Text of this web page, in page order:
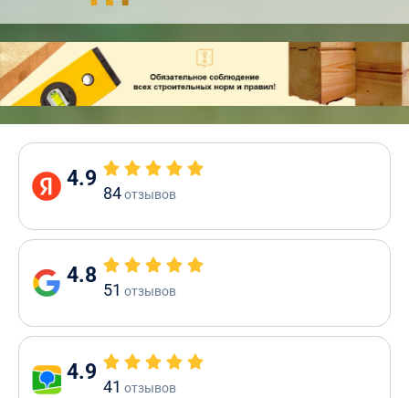
4.9
84отзывов
4.8
51 отзывов
4.9
41 отзывов